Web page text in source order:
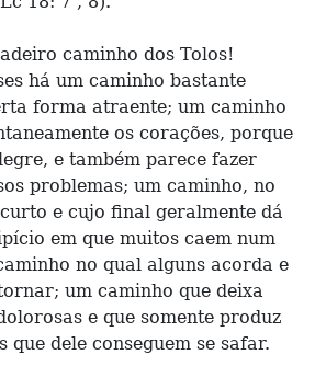
caminho dos Tolos!
há um caminho bastante
forma atraente; um caminho
os corações, porque
e também parece fazer
problemas; um caminho, no
e cujo final geralmente dá
em que muitos caem num
no qual alguns acorda e
um caminho que deixa
e que somente produz
que dele conseguem se safar.